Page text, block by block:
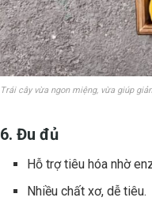
Trái cây vừa ngon miệng, vừa giúp
6. Đu đủ
Hỗ trợ tiêu hóa nhờ
Nhiều chất xơ, dễ tiêu.